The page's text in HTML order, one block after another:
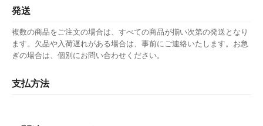
発送
複数の商品をご注文の場合は、すべての商品が揃い次第の発送となり
ます。欠品や入荷遅れがある場合は、事前にご連絡いたします。お急
ぎの場合は、個別にお問い合わせください。
支払方法